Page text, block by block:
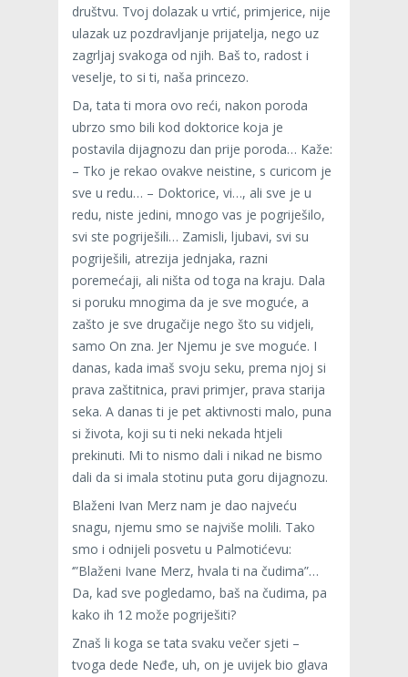
društvu. Tvoj dolazak u vrtić, primjerice, nije
ulazak uz pozdravljanje prijatelja, nego uz
zagrljaj svakoga od njih. Baš to, radost i
veselje, to si ti, naša princezo.
Da, tata ti mora ovo reći, nakon poroda
ubrzo smo bili kod doktorice koja je
postavila dijagnozu dan prije poroda… Kaže:
– Tko je rekao ovakve neistine, s curicom je
sve u redu… – Doktorice, vi…, ali sve je u
redu, niste jedini, mnogo vas je pogriješilo,
svi ste pogriješili… Zamisli, ljubavi, svi su
pogriješili, atrezija jednjaka, razni
poremećaji, ali ništa od toga na kraju. Dala
si poruku mnogima da je sve moguće, a
zašto je sve drugačije nego što su vidjeli,
samo On zna. Jer Njemu je sve moguće. I
danas, kada imaš svoju seku, prema njoj si
prava zaštitnica, pravi primjer, prava starija
seka. A danas ti je pet aktivnosti malo, puna
si života, koji su ti neki nekada htjeli
prekinuti. Mi to nismo dali i nikad ne bismo
dali da si imala stotinu puta goru dijagnozu.
Blaženi Ivan Merz nam je dao najveću
snagu, njemu smo se najviše molili. Tako
smo i odnijeli posvetu u Palmotićevu:
‘”Blaženi Ivane Merz, hvala ti na čudima”…
Da, kad sve pogledamo, baš na čudima, pa
kako ih 12 može pogriješiti?
Znaš li koga se tata svaku večer sjeti –
tvoga dede Neđe, uh, on je uvijek bio glava